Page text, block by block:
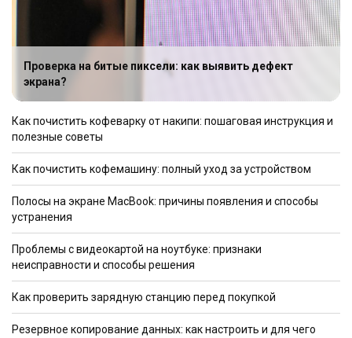
Проверка на битые пиксели: как выявить дефект
экрана?
Как почистить кофеварку от накипи: пошаговая инструкция и
полезные советы
Как почистить кофемашину: полный уход за устройством
Полосы на экране MacBook: причины появления и способы
устранения
Проблемы с видеокартой на ноутбуке: признаки
неисправности и способы решения
Как проверить зарядную станцию перед покупкой
Резервное копирование данных: как настроить и для чего